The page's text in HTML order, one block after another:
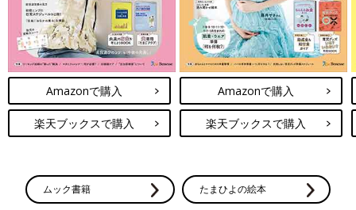
Amazonで購入
楽天ブックスで購入
Amazonで購入
楽天ブックスで購入
ムック書籍 たまひよの絵本